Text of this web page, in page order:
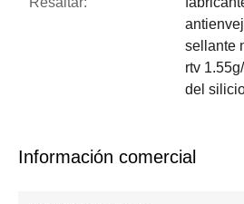
sellante
rtv
del
Información comercial